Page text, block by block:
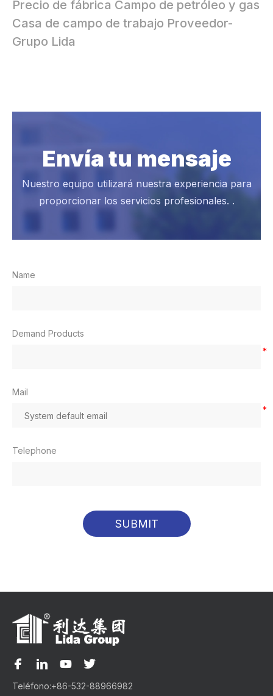
Precio de fábrica Campo de petróleo y gas
Casa de campo de trabajo Proveedor-
Grupo Lida
Envía tu mensaje
Nuestro equipo utilizará nuestra experiencia para
proporcionar los servicios profesionales. .
Name
Demand Products
*
Mail
*
Telephone
SUBMIT
Teléfono:+86-532-88966982